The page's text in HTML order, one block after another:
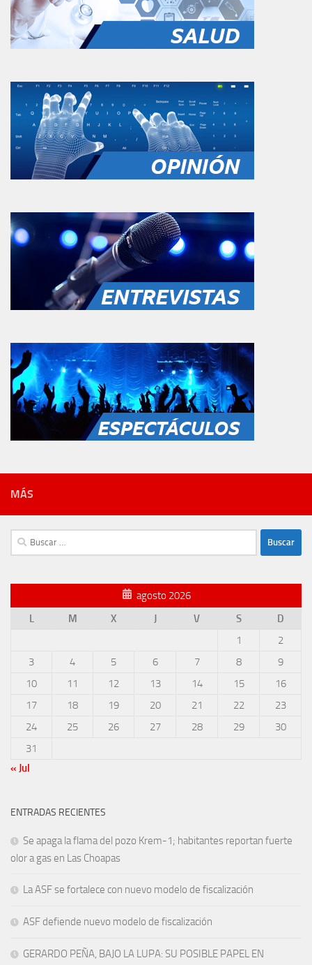
MÁS
Buscar:
agosto 2026
L
M X J V S
D
1
2
3
4 5 6 7 8
9
10
11 12 13 14 15
16
17
18 19 20 21 22
23
24
25 26 27 28 29
30
31
« Jul
ENTRADAS RECIENTES
Se apaga la flama del pozo Krem-1; habitantes reportan fuerte
olor a gas en Las Choapas
La ASF se fortalece con nuevo modelo de fiscalización
ASF defiende nuevo modelo de fiscalización
GERARDO PEÑA, BAJO LA LUPA: SU POSIBLE PAPEL EN